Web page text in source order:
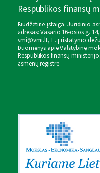
Respublikos finansų
Biudžetinė įstaiga. Juridinio
adresas: Vasario 16-osios g.
vmi@vmi.lt, E. pristatymo
Duomenys apie Valstybinę
Respublikos finansų
asmenų registre